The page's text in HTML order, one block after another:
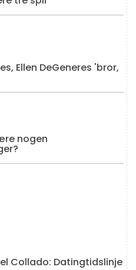
Ellen DeGeneres 'bror,
nogen
Collado: Datingtidslinje